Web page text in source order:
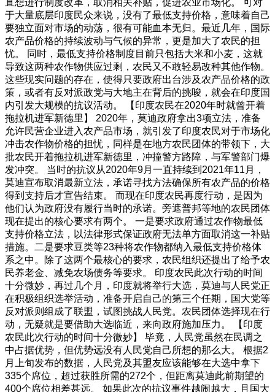
直想进行制度改革，取消相关补贴，促进农业市场化。 可对
于大量底层印度民众来说，没有了最低支持价格，意味着自己
要独立面对市场的动荡，很有可能血本无归。最近几年，国际
农产品价格的持续波动与气候的异常，更是加大了农民的担
忧。 同时，最低支持价格制度目前只包括大米和小麦，这就
导致这两种农作物供应过剩，农民又不敢轻易改种其他作物。
这些现实问题的存在，使得只要政府出台涉及农产品价格的政
策，或者有反对派政党与大地主在背后的挑唆，就会在印度国
内引发大规模的抗议活动。 【印度农民在2020年时就曾开着
拖拉机进军新德里】 2020年，莫迪政府拿出3项立法，准备
允许民营企业进入农产品市场，就引发了印度农民对于市场化
冲击农作物价格的担忧，同样是在地方农民团体的带领下，大
批农民开着拖拉机进军新德里，冲撞警方路障，与军警部门爆
发冲突。 当时的抗议从2020年9月一直持续到2021年11月，
莫迪宣布取消最新立法，承诺寻找方法确保所有农产品的价格
得到支持后才宣告结束。 而现在印度农民再度行动，是因为
他们认为政府没有履行当时的承诺。旁遮普邦等地的农民团体
现在提出的核心要求有两个。 一是要求政府通过农作物最低
支持价格立法，以法律形式保证政府无法单方面取消这一补贴
措施。二是要求豆类等23种将农作物都纳入最低支持价格体
系之中。除了这两个最核心的要求，农民组织还提出了给予农
民养老金、减免农场债务等要求。 印度农民此次行动的时间
十分微妙，再过几个月，印度就将举行大选，莫迪与人民党正
在积极组织选举活动，准备开启自己的第三个任期，国大党等
反对派则组成了联盟，试图挑战人民党。农民团体选择现在行
动，无疑就是要借助大选临近，来向政府施加压力。 【印度
农民此次行动的时间十分微妙】 毕竟，人民党虽然在民调之
中占据优势，但优势远没有人民党自己所想的那么大。 根据2
月上旬发布的数据，人民党及其盟友应该能够在大选中拿下
335个席位，超过获胜所需的272个，但距离莫迪此前期望的
400个席位相差甚远。 如果此次的抗议事件越闹越大，且国大